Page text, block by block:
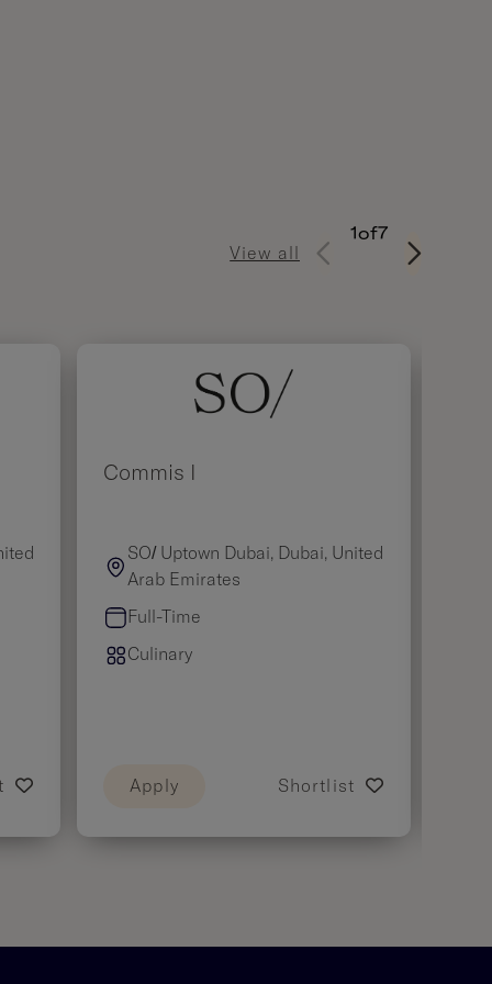
View all
1of7
Commis I
SO/ Uptown Dubai, Dubai, United
Arab Emirates
Full-Time
Culinary
Apply Shortlist